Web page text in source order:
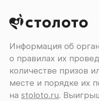
Информация об
о правилах их
количестве призов
месте и порядке их
наstoloto.ru.